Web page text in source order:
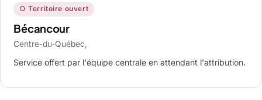
○ Territoire ouvert
Bécancour
Centre-du-Québec,
Service offert par l'équipe centrale en attendant l'attribution.